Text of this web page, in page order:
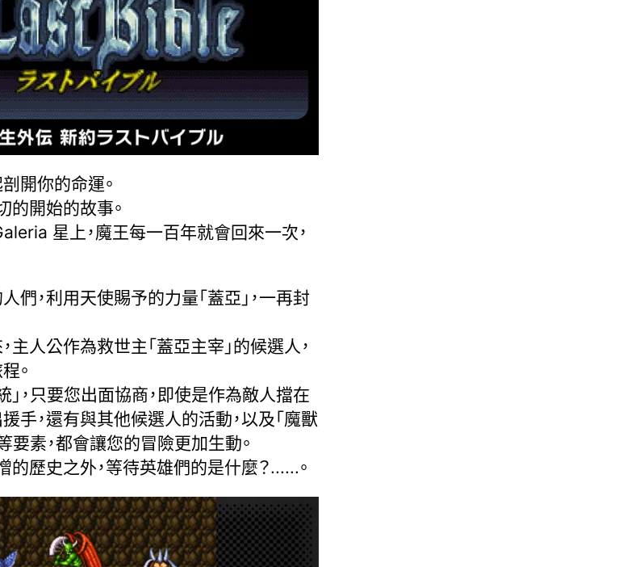
開你的命運。
的開始的故事。
星上，魔王每一百年就會回來一次，
們，利用天使賜予的力量「蓋亞」，一再封
主人公作為救世主「蓋亞主宰」的候選人，
。
」，只要您出面協商，即使是作為敵人擋在
手，還有與其他候選人的活動，以及「魔獸
要素，都會讓您的冒險更加生動。
的歷史之外，等待英雄們的是什麼？......。